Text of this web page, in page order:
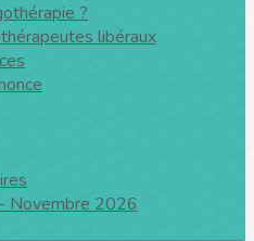
?
libéraux
Novembre 2026